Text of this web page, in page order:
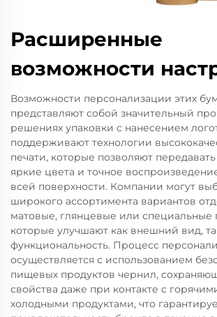
Расширенные
возможности
Возможности персонализации этих
представляют собой значительный
решениях упаковки с нанесением
поддерживают технологии
печати, которые позволяют
яркие цвета и точное
всей поверхности. Компании могут
широкого ассортимента вариантов
матовые, глянцевые или специальные
которые улучшают как внешний вид,
функциональность. Процесс
осуществляется с использованием
пищевых продуктов чернил,
свойства даже при контакте с
холодными продуктами, что